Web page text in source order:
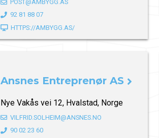
POST@AMBYGG.AS
92 81 88 07
HTTPS://AMBYGG.AS/
Ansnes Entreprenør AS
Nye Vakås vei 12, Hvalstad, Norge
VILFRID.SOLHEIM@ANSNES.NO
90 02 23 60